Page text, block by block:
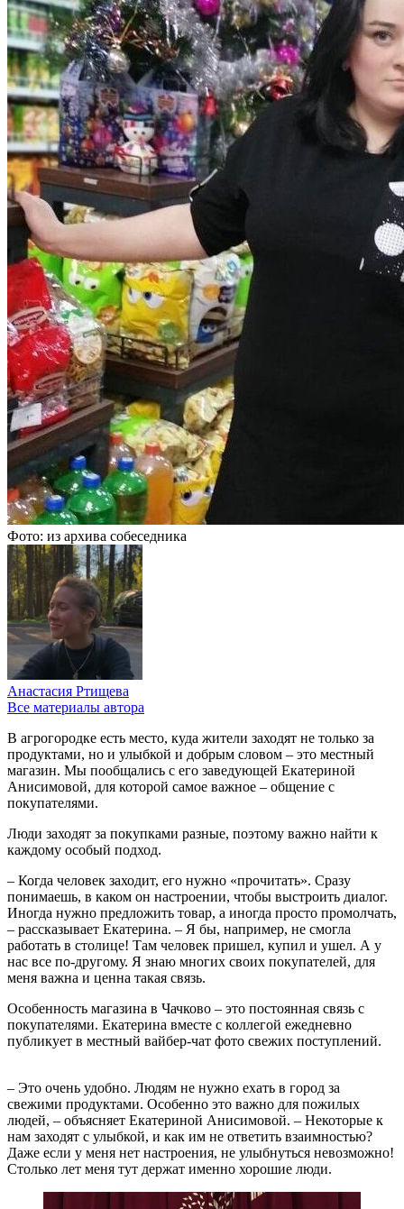
Фото: из архива собеседника
Анастасия Ртищева
Все материалы автора
В агрогородке есть место, куда жители заходят не только за
продуктами, но и улыбкой и добрым словом – это местный
магазин. Мы пообщались с его заведующей Екатериной
Анисимовой, для которой самое важное – общение с
покупателями.
Люди заходят за покупками разные, поэтому важно найти к
каждому особый подход.
– Когда человек заходит, его нужно «прочитать». Сразу
понимаешь, в каком он настроении, чтобы выстроить диалог.
Иногда нужно предложить товар, а иногда просто промолчать,
– рассказывает Екатерина. – Я бы, например, не смогла
работать в столице! Там человек пришел, купил и ушел. А у
нас все по-другому. Я знаю многих своих покупателей, для
меня важна и ценна такая связь.
Особенность магазина в Чачково – это постоянная связь с
покупателями. Екатерина вместе с коллегой ежедневно
публикует в местный вайбер-чат фото свежих поступлений.
– Это очень удобно. Людям не нужно ехать в город за
свежими продуктами. Особенно это важно для пожилых
людей, – объясняет Екатериной Анисимовой. – Некоторые к
нам заходят с улыбкой, и как им не ответить взаимностью?
Даже если у меня нет настроения, не улыбнуться невозможно!
Столько лет меня тут держат именно хорошие люди.